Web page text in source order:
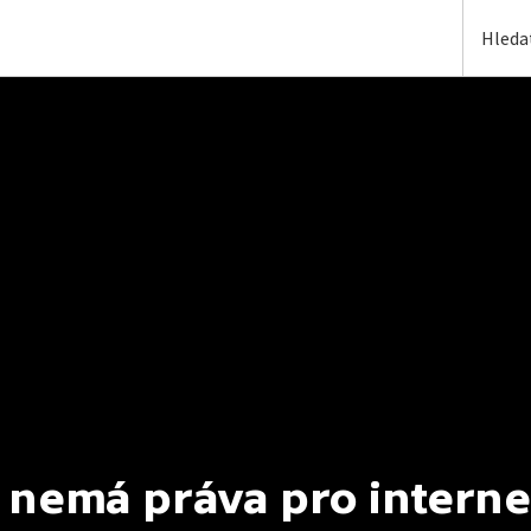
nemá práva pro